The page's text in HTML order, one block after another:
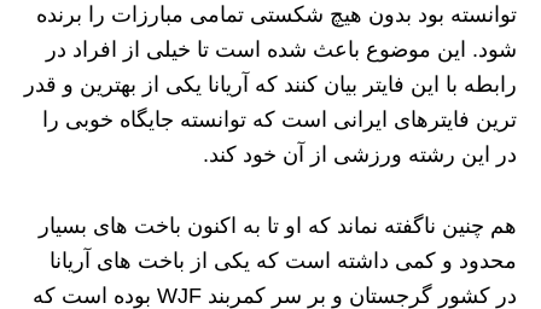
توانسته بود بدون هیچ شکستی تمامی مبارزات را برنده
شود. این موضوع باعث شده است تا خیلی از افراد در
رابطه با این فایتر بیان کنند که آریانا یکی از بهترین و قدر
ترین فایترهای ایرانی است که توانسته جایگاه خوبی را
در این رشته ورزشی از آن خود کند.
هم چنین ناگفته نماند که او تا به اکنون باخت‌ های بسیار
محدود و کمی داشته است که یکی از باخت‌ های آریانا
در کشور گرجستان و بر سر کمربند WJF بوده است که